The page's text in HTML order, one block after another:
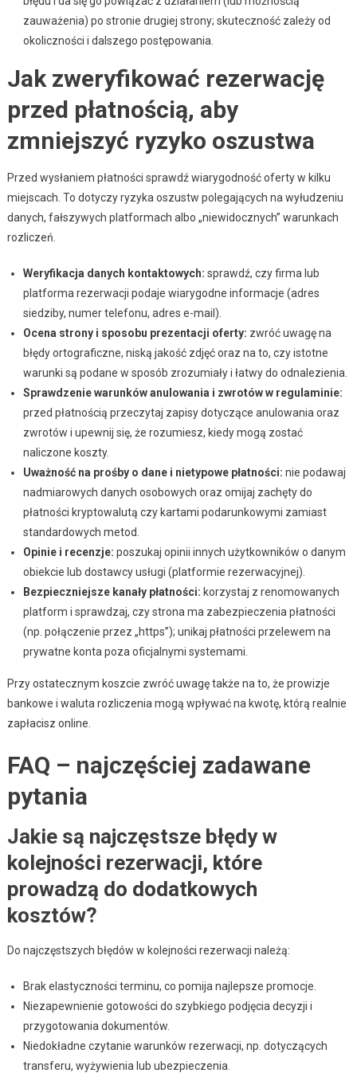
zauważenia) po stronie drugiej strony; skuteczność zależy od
okoliczności i dalszego postępowania.
Jak zweryfikować rezerwację
przed płatnością, aby
zmniejszyć ryzyko oszustwa
Przed wysłaniem płatności sprawdź wiarygodność oferty w kilku
miejscach. To dotyczy ryzyka oszustw polegających na wyłudzeniu
danych, fałszywych platformach albo „niewidocznych” warunkach
rozliczeń.
Weryfikacja danych kontaktowych: sprawdź, czy firma lub
platforma rezerwacji podaje wiarygodne informacje (adres
siedziby, numer telefonu, adres e-mail).
Ocena strony i sposobu prezentacji oferty: zwróć uwagę na
błędy ortograficzne, niską jakość zdjęć oraz na to, czy istotne
warunki są podane w sposób zrozumiały i łatwy do odnalezienia.
Sprawdzenie warunków anulowania i zwrotów w regulaminie:
przed płatnością przeczytaj zapisy dotyczące anulowania oraz
zwrotów i upewnij się, że rozumiesz, kiedy mogą zostać
naliczone koszty.
Uważność na prośby o dane i nietypowe płatności: nie podawaj
nadmiarowych danych osobowych oraz omijaj zachęty do
płatności kryptowalutą czy kartami podarunkowymi zamiast
standardowych metod.
Opinie i recenzje: poszukaj opinii innych użytkowników o danym
obiekcie lub dostawcy usługi (platformie rezerwacyjnej).
Bezpieczniejsze kanały płatności: korzystaj z renomowanych
platform i sprawdzaj, czy strona ma zabezpieczenia płatności
(np. połączenie przez „https”); unikaj płatności przelewem na
prywatne konta poza oficjalnymi systemami.
Przy ostatecznym koszcie zwróć uwagę także na to, że prowizje
bankowe i waluta rozliczenia mogą wpływać na kwotę, którą realnie
zapłacisz online.
FAQ – najczęściej zadawane
pytania
Jakie są najczęstsze błędy w
kolejności rezerwacji, które
prowadzą do dodatkowych
kosztów?
Do najczęstszych błędów w kolejności rezerwacji należą:
Brak elastyczności terminu, co pomija najlepsze promocje.
Niezapewnienie gotowości do szybkiego podjęcia decyzji i
przygotowania dokumentów.
Niedokładne czytanie warunków rezerwacji, np. dotyczących
transferu, wyżywienia lub ubezpieczenia.